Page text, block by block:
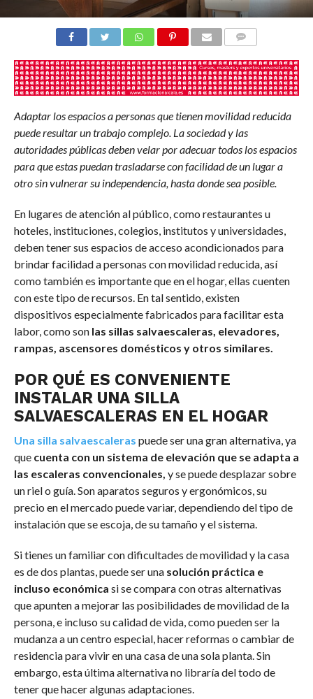
Adaptar los espacios a personas que tienen movilidad reducida
puede resultar un trabajo complejo. La sociedad y las
autoridades públicas deben velar por adecuar todos los espacios
para que estas puedan trasladarse con facilidad de un lugar a
otro sin vulnerar su independencia, hasta donde sea posible.
En lugares de atención al público, como restaurantes u
hoteles, instituciones, colegios, institutos y universidades,
deben tener sus espacios de acceso acondicionados para
brindar facilidad a personas con movilidad reducida, así
como también es importante que en el hogar, ellas cuenten
con este tipo de recursos. En tal sentido, existen
dispositivos especialmente fabricados para facilitar esta
labor, como son las sillas salvaescaleras, elevadores,
rampas, ascensores domésticos y otros similares.
POR QUÉ ES CONVENIENTE
INSTALAR UNA SILLA
SALVAESCALERAS EN EL HOGAR
Una silla salvaescaleras puede ser una gran alternativa, ya
que cuenta con un sistema de elevación que se adapta a
las escaleras convencionales, y se puede desplazar sobre
un riel o guía. Son aparatos seguros y ergonómicos, su
precio en el mercado puede variar, dependiendo del tipo de
instalación que se escoja, de su tamaño y el sistema.
Si tienes un familiar con dificultades de movilidad y la casa
es de dos plantas, puede ser una solución práctica e
incluso económica si se compara con otras alternativas
que apunten a mejorar las posibilidades de movilidad de la
persona, e incluso su calidad de vida, como pueden ser la
mudanza a un centro especial, hacer reformas o cambiar de
residencia para vivir en una casa de una sola planta. Sin
embargo, esta última alternativa no libraría del todo de
tener que hacer algunas adaptaciones.